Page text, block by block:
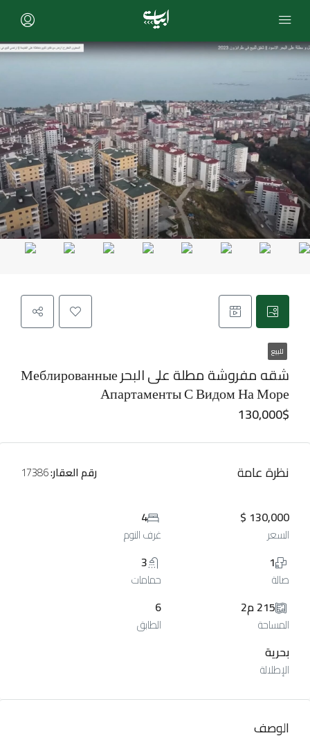
للبيع
شقه مفروشة مطلة على البحر Меблированные
Апартаменты С Видом На Море
130,000$
نظرة عامة رقم العقار:
130,000 $
السعر
4
غرف النوم
1
صالة
3
حمامات
215 م2
المساحة
6
الطابق
بحرية
الإطلالة
الوصف